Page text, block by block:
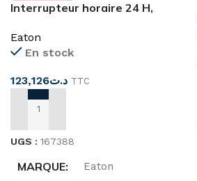
Interrupteur horaire 24 H,
(TSQD1NO)
Eaton
En stock
د.ت123,126 TTC
AJOUTER AU PANIER
UGS : 167388
MARQUE Eaton